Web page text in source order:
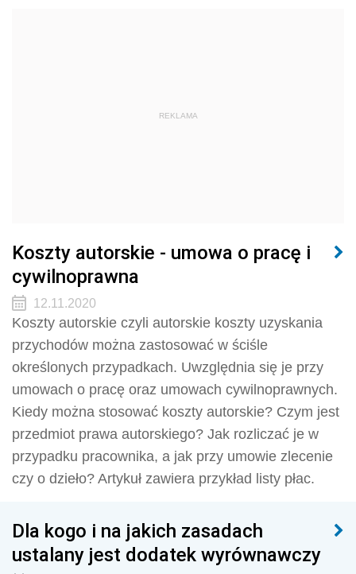
REKLAMA
Koszty autorskie - umowa o pracę i
cywilnoprawna
12.11.2020
Koszty autorskie czyli autorskie koszty uzyskania
przychodów można zastosować w ściśle
określonych przypadkach. Uwzględnia się je przy
umowach o pracę oraz umowach cywilnoprawnych.
Kiedy można stosować koszty autorskie? Czym jest
przedmiot prawa autorskiego? Jak rozliczać je w
przypadku pracownika, a jak przy umowie zlecenie
czy o dzieło? Artykuł zawiera przykład listy płac.
Dla kogo i na jakich zasadach
ustalany jest dodatek wyrównawczy